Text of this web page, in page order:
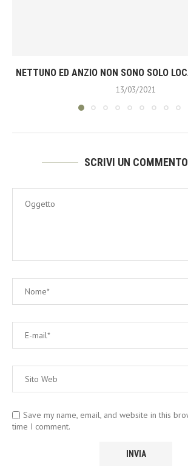
NETTUNO ED ANZIO NON SONO SOLO
13/03/2021
SCRIVI UN COMMENTO
Save my name, email, and website in this
time I comment.